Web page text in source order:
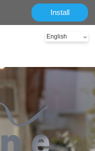
Install